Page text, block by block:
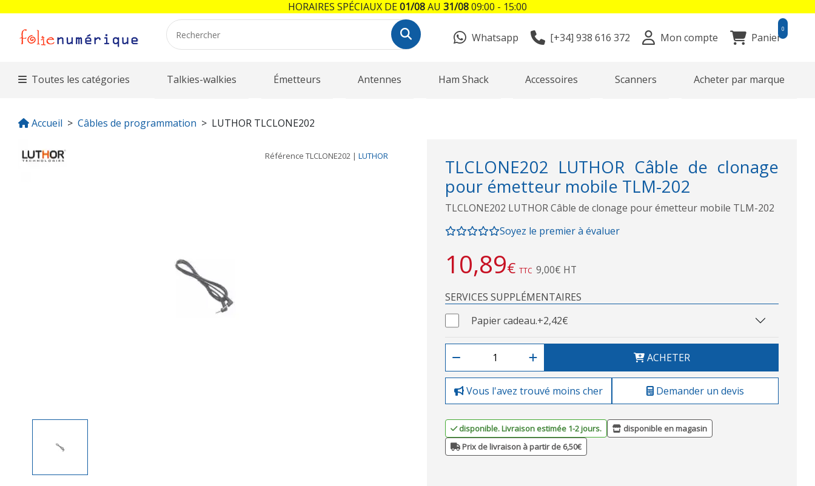
Whatsapp [+34] 938 616 372 Mon compte Panier
0
Toutes les catégories Talkies-walkies Émetteurs Antennes Ham Shack Accessoires Scanners Acheter par marque
Accueil Câbles de programmation LUTHOR TLCLONE202
Référence TLCLONE202 | LUTHOR
TLCLONE202 LUTHOR Câble de clonage
pour émetteur mobile TLM-202
TLCLONE202 LUTHOR Câble de clonage pour émetteur mobile TLM-202
Soyez le premier à évaluer
10,89€ TTC 9,00€ HT
SERVICES SUPPLÉMENTAIRES
Papier cadeau.+2,42€
ACHETER
Vous l'avez trouvé moins cher Demander un devis
disponible. Livraison estimée 1-2 jours.
disponible en magasin
Prix de livraison à partir de 6,50€
HORAIRES SPÉCIAUX DE01/08AU 31/0809:00 - 15:00